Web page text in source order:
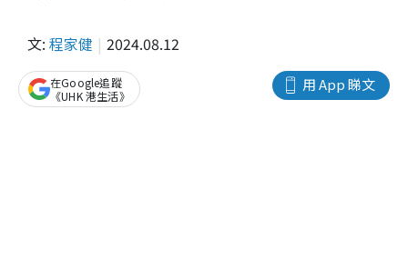
文: 程家健 2024.08.12
用 App 睇文
在Google追蹤
《UHK 港生活》